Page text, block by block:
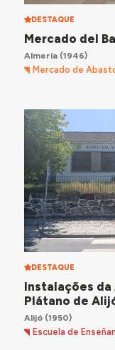
DESTAQUE
Mercado del
Almería(1946)
Mercado de
DESTAQUE
Instalações
Plátano de
Alijó(1950)
Escuela de